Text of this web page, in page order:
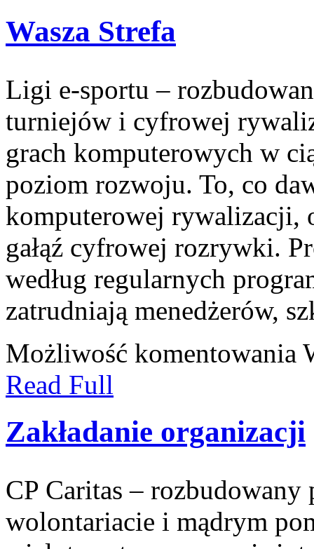
Wasza Strefa
Ligi e-sportu –
turniejów i cyfrowej
grach komputerowych w
poziom rozwoju. To, co
komputerowej rywalizacji,
gałąź cyfrowej rozrywki.
według regularnych
zatrudniają menedżerów,
Możliwość komentowania
Read Full
Zakładanie organizacji
CP Caritas –
wolontariacie i mądrym